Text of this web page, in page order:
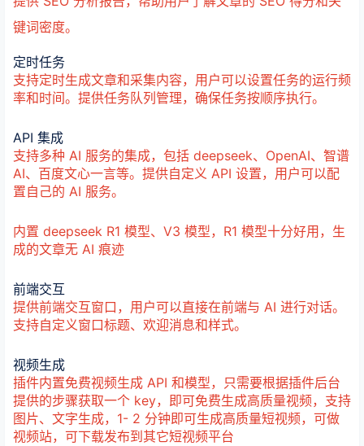
键词密度。
定时任务
支持定时生成文章和采集内容，用户可以设置任务的运行频
率和时间。提供任务队列管理，确保任务按顺序执行。
API 集成
支持多种 AI 服务的集成，包括 deepseek、OpenAI、智谱
AI、百度文心一言等。提供自定义 API 设置，用户可以配
置自己的 AI 服务。
内置 deepseek R1 模型、V3 模型，R1 模型十分好用，生
成的文章无 AI 痕迹
前端交互
提供前端交互窗口，用户可以直接在前端与 AI 进行对话。
支持自定义窗口标题、欢迎消息和样式。
视频生成
插件内置免费视频生成 API 和模型，只需要根据插件后台
提供的步骤获取一个 key，即可免费生成高质量视频，支持
图片、文字生成，1- 2 分钟即可生成高质量短视频，可做
视频站，可下载发布到其它短视频平台